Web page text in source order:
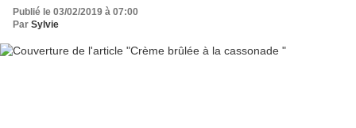
Publié le 03/02/2019 à 07:00
Par Sylvie